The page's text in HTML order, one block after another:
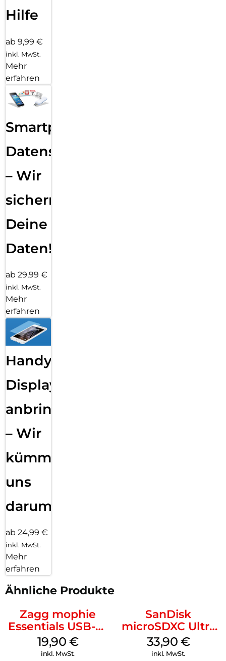
Hilfe
ab 9,99 €
inkl. MwSt.
Mehr
erfahren
Smartphone
Datensicherung
– Wir
sichern
Deine
Daten!
ab 29,99 €
inkl. MwSt.
Mehr
erfahren
Handy
Displayfolie
anbringen
– Wir
kümmern
uns
darum!
ab 24,99 €
inkl. MwSt.
Mehr
erfahren
Ähnliche Produkte
Zagg mophie
Essentials USB-C-
20W Charger PD
Weiß
19,90 €
inkl. MwSt.
SanDisk
microSDXC Ultra
128 GB + Adapter
Mobile
33,90 €
inkl. MwSt.